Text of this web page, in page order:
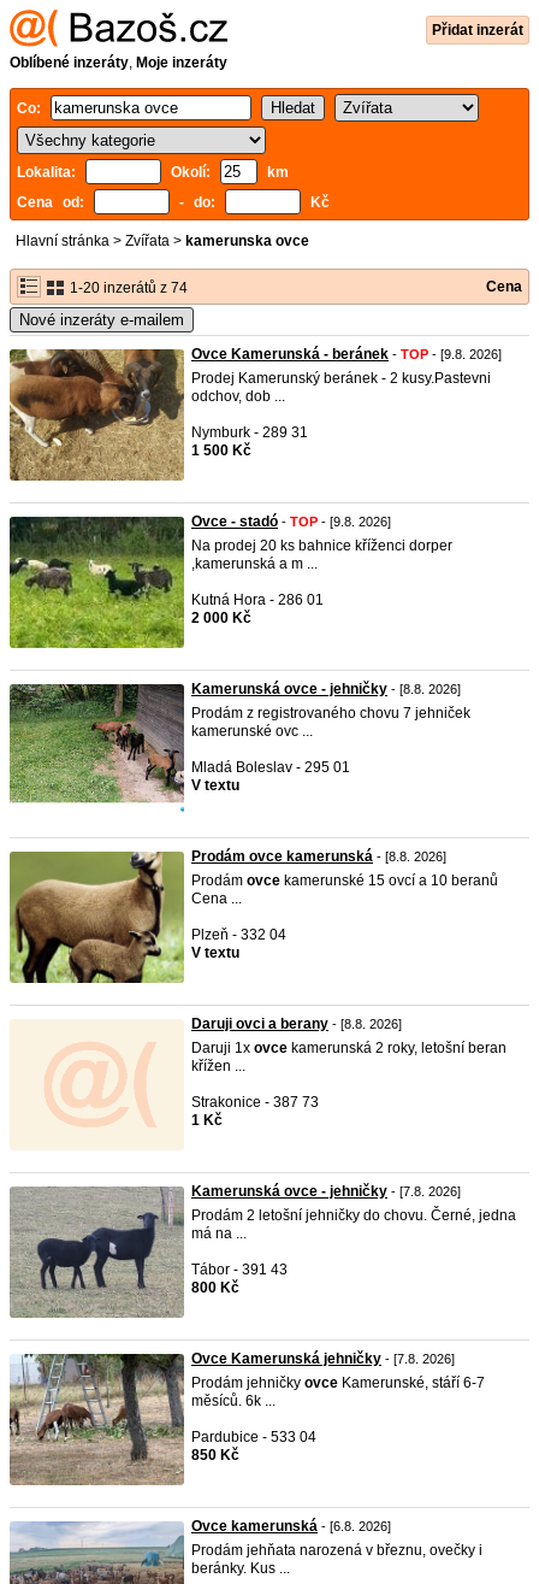
Přidat inzerát
Oblíbené inzeráty, Moje inzeráty
Co:
Lokalita: Okolí:
km
Cena od:
- do: Kč
Hlavní stránka > Zvířata > kamerunska ovce
1-20 inzerátů z 74 Cena
Nové inzeráty e-mailem
Ovce Kamerunská - beránek - TOP - [9.8. 2026]
Prodej Kamerunský beránek - 2 kusy.Pastevni
odchov, dob ...
Nymburk - 289 31
1 500 Kč
Ovce - stadó - TOP - [9.8. 2026]
Na prodej 20 ks bahnice kříženci dorper
,kamerunská a m ...
Kutná Hora - 286 01
2 000 Kč
Kamerunská ovce - jehničky - [8.8. 2026]
Prodám z registrovaného chovu 7 jehniček
kamerunské ovc ...
Mladá Boleslav - 295 01
V textu
Prodám ovce kamerunská - [8.8. 2026]
Prodám ovce kamerunské 15 ovcí a 10 beranů
Cena ...
Plzeň - 332 04
V textu
Daruji ovci a berany - [8.8. 2026]
Daruji 1x ovce kamerunská 2 roky, letošní beran
křížen ...
Strakonice - 387 73
1 Kč
Kamerunská ovce - jehničky - [7.8. 2026]
Prodám 2 letošní jehničky do chovu. Černé, jedna
má na ...
Tábor - 391 43
800 Kč
Ovce Kamerunská jehničky - [7.8. 2026]
Prodám jehničky ovce Kamerunské, stáří 6-7
měsíců. 6k ...
Pardubice - 533 04
850 Kč
Ovce kamerunská - [6.8. 2026]
Prodám jehňata narozená v březnu, ovečky i
beránky. Kus ...